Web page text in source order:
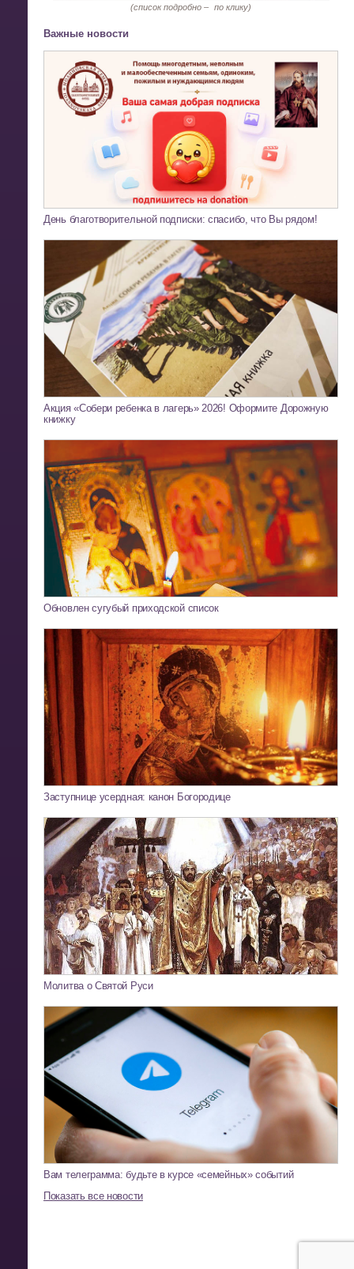
(список подробно – по клику)
Важные новости
День благотворительной подписки: спасибо, что Вы рядом!
Акция «Собери ребенка в лагерь» 2026! Оформите Дорожную
книжку
Обновлен сугубый приходской список
Заступнице усердная: канон Богородице
Молитва о Святой Руси
Вам телеграмма: будьте в курсе «семейных» событий
Показать все новости